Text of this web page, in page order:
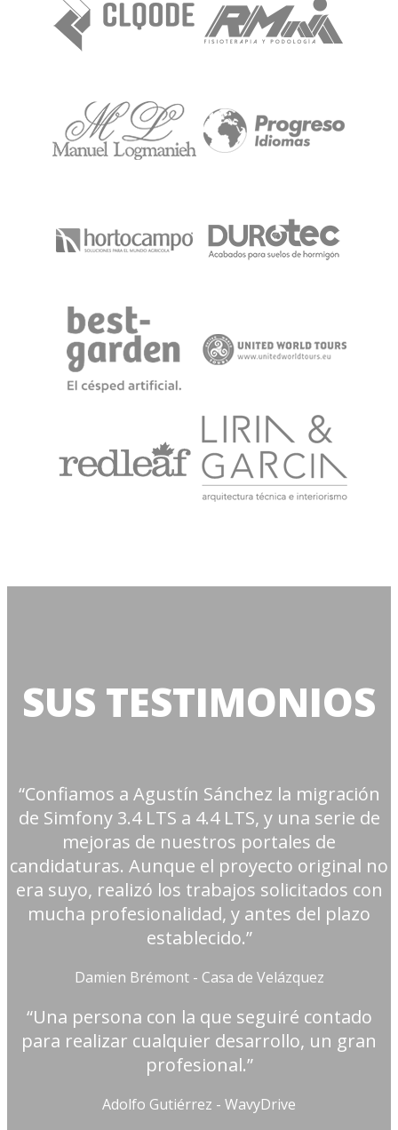
SUS TESTIMONIOS
“Confiamos a Agustín Sánchez la migración
de Simfony 3.4 LTS a 4.4 LTS, y una serie de
mejoras de nuestros portales de
candidaturas. Aunque el proyecto original no
era suyo, realizó los trabajos solicitados con
mucha profesionalidad, y antes del plazo
establecido.”
Damien Brémont - Casa de Velázquez
“Una persona con la que seguiré contado
para realizar cualquier desarrollo, un gran
profesional.”
Adolfo Gutiérrez - WavyDrive